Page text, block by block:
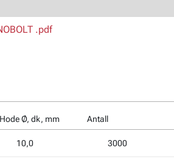
.pdf
Hode Ø, dk, mm Antall
10,0 3000